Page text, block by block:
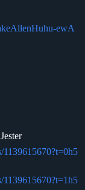
ewA